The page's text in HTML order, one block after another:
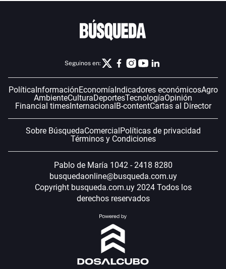
Seguinos en:
PolíticaInformaciónEconomíaIndicadores económicosAgro
AmbienteCulturaDeportesTecnologíaOpinión
Financial timesInternacionalB-contentCartas al Director
Sobre BúsquedaComercialPolíticas de privacidad
Términos y Condiciones
Pablo de María 1042 - 2418 8280
busquedaonline@busqueda.com.uy
Copyright busqueda.com.uy 2024 Todos los
derechos reservados